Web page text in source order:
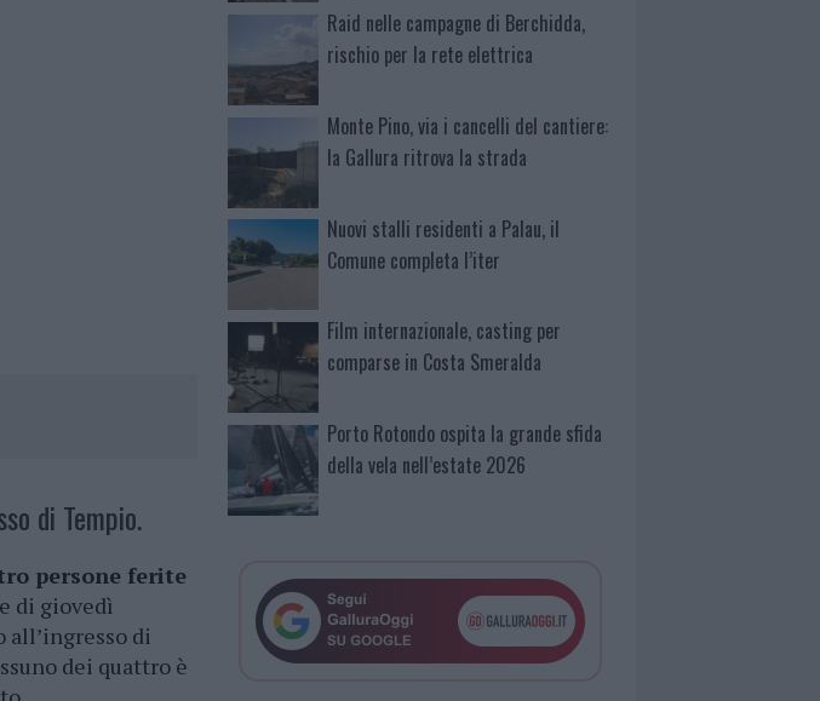
di Tempio.
persone ferite
di giovedì
di
dei quattro è
Raid nelle campagne di Berchidda,
rischio per la rete elettrica
Monte Pino, via i cancelli del cantiere:
la Gallura ritrova la strada
Nuovi stalli residenti a Palau, il
Comune completa l’iter
Film internazionale, casting per
comparse in Costa Smeralda
Porto Rotondo ospita la grande sfida
della vela nell’estate 2026